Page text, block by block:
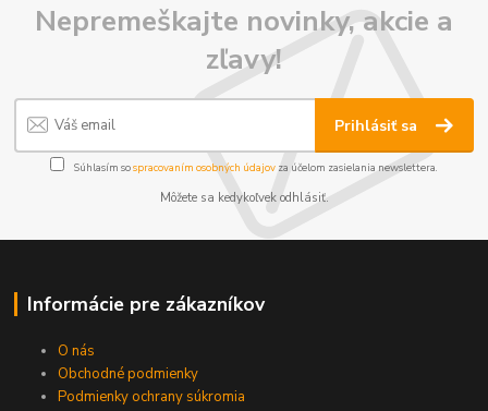
Nepremeškajte novinky, akcie a
zľavy!
Prihlásiť sa
Súhlasím sospracovaním osobných údajov za účelom zasielania newslettera.
Môžete sa kedykoľvek odhlásiť.
Informácie pre zákazníkov
O nás
Obchodné podmienky
Podmienky ochrany súkromia